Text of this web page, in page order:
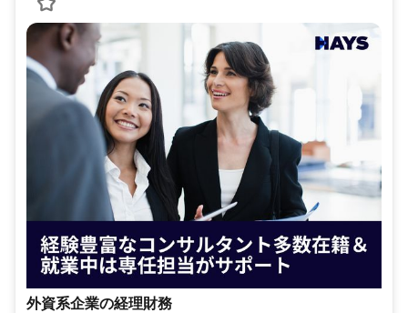
外資系企業の経理財務